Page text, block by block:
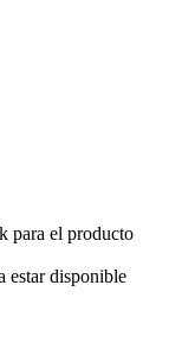
para el producto
estar disponible